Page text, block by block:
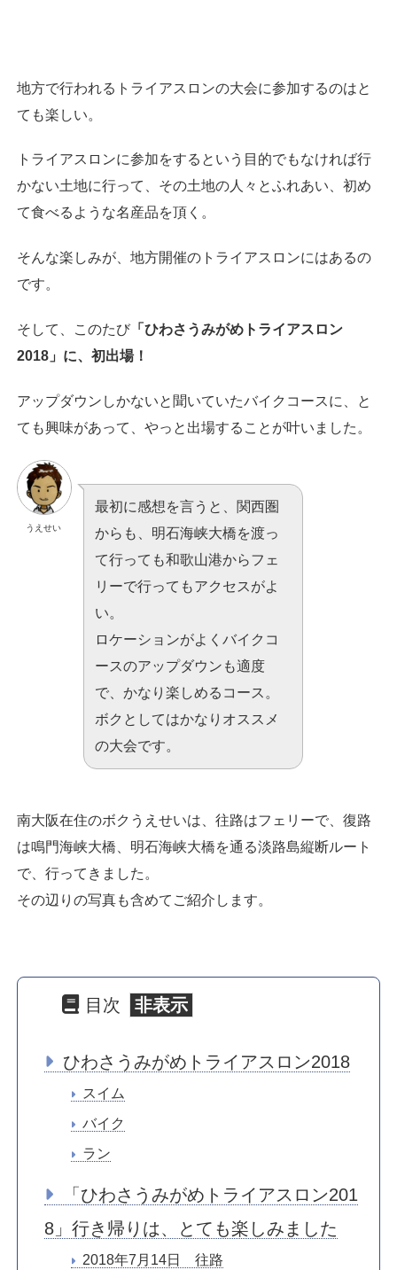
地方で行われるトライアスロンの大会に参加するのはと
ても楽しい。
トライアスロンに参加をするという目的でもなければ行
かない土地に行って、その土地の人々とふれあい、初め
て食べるような名産品を頂く。
そんな楽しみが、地方開催のトライアスロンにはあるの
です。
そして、このたび 「ひわさうみがめトライアスロン
2018」に、初出場！
アップダウンしかないと聞いていたバイクコースに、と
ても興味があって、やっと出場することが叶いました。
うえせい
最初に感想を言うと、関西圏
からも、明石海峡大橋を渡っ
て行っても和歌山港からフェ
リーで行ってもアクセスがよ
い。
ロケーションがよくバイクコ
ースのアップダウンも適度
で、かなり楽しめるコース。
ボクとしてはかなりオススメ
の大会です。
南大阪在住のボクうえせいは、往路はフェリーで、復路
は鳴門海峡大橋、明石海峡大橋を通る淡路島縦断ルート
で、行ってきました。
その辺りの写真も含めてご紹介します。
目次
ひわさうみがめトライアスロン2018
スイム
バイク
ラン
「ひわさうみがめトライアスロン201
8」行き帰りは、とても楽しみました
2018年7月14日 往路